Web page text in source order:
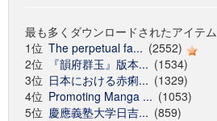
最も多くダウンロードされたアイテム
1位 The perpetual fa... (2552)
2位
『韻府群玉』版本... (1534)
3位 日本における赤痢... (1329)
4位 Promoting Manga ... (1053)
5位 慶應義塾大学日吉... (859)